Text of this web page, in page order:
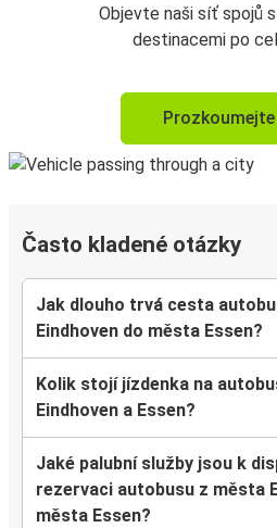
Objevte naši síť spojů
destinacemi po
Často kladené otázky
Jak dlouho trvá cesta
Eindhoven do města Essen?
Kolik stojí jízdenka na
Eindhoven a Essen?
Jaké palubní služby jsou k
rezervaci autobusu z města
města Essen?